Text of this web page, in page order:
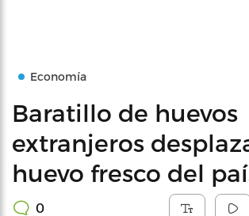
Economía
Baratillo de huevos
extranjeros
huevo fresco del
0